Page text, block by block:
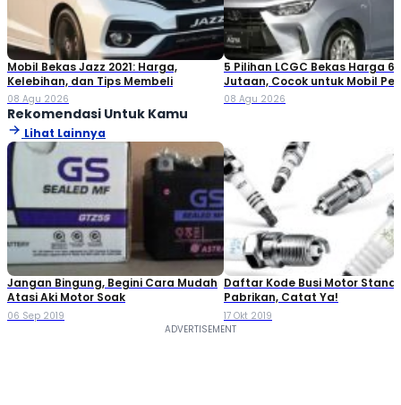
Mobil Bekas Jazz 2021: Harga,
Kelebihan, dan Tips Membeli
08 Agu 2026
5 Pilihan LCGC Bekas Harga
Jutaan, Cocok untuk Mobil
08 Agu 2026
Rekomendasi Untuk Kamu
Lihat Lainnya
Jangan Bingung, Begini Cara Mudah
Atasi Aki Motor Soak
06 Sep 2019
Daftar Kode Busi Motor
Pabrikan, Catat Ya!
17 Okt 2019